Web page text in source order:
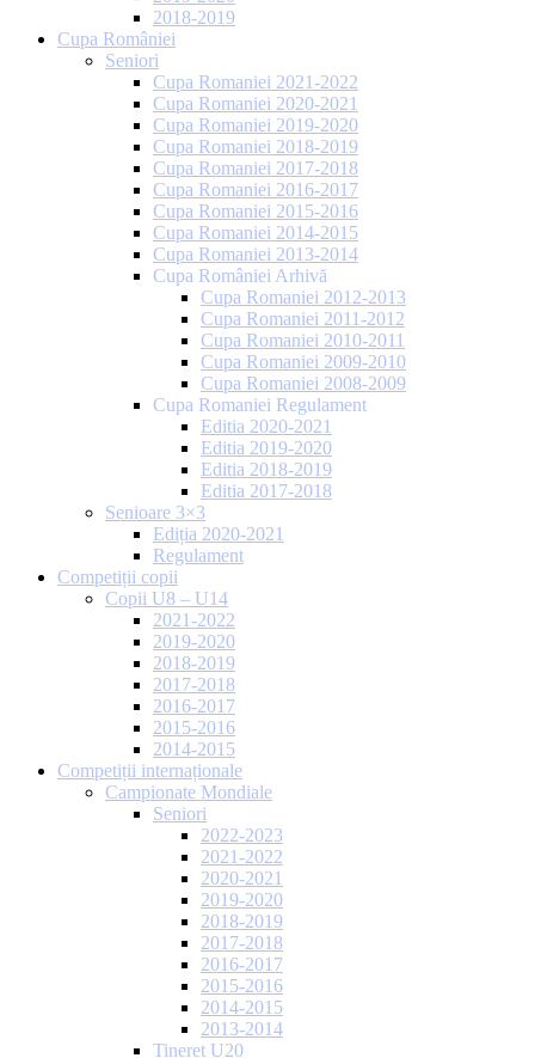
2018-2019
Cupa României
Seniori
Cupa Romaniei 2021-2022
Cupa Romaniei 2020-2021
Cupa Romaniei 2019-2020
Cupa Romaniei 2018-2019
Cupa Romaniei 2017-2018
Cupa Romaniei 2016-2017
Cupa Romaniei 2015-2016
Cupa Romaniei 2014-2015
Cupa Romaniei 2013-2014
Cupa României Arhivă
Cupa Romaniei 2012-2013
Cupa Romaniei 2011-2012
Cupa Romaniei 2010-2011
Cupa Romaniei 2009-2010
Cupa Romaniei 2008-2009
Cupa Romaniei Regulament
Editia 2020-2021
Editia 2019-2020
Editia 2018-2019
Editia 2017-2018
Senioare 3×3
Ediția 2020-2021
Regulament
Competiții copii
Copii U8 – U14
2021-2022
2019-2020
2018-2019
2017-2018
2016-2017
2015-2016
2014-2015
Competiții internaționale
Campionate Mondiale
Seniori
2022-2023
2021-2022
2020-2021
2019-2020
2018-2019
2017-2018
2016-2017
2015-2016
2014-2015
2013-2014
Tineret U20